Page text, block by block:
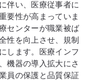
伴い、医療従事者に
要性が高まっていま
センターが職業被ば
性を向上させ、規制
します。医療インフ
機器の導入拡大にさ
員の保護と品質保証